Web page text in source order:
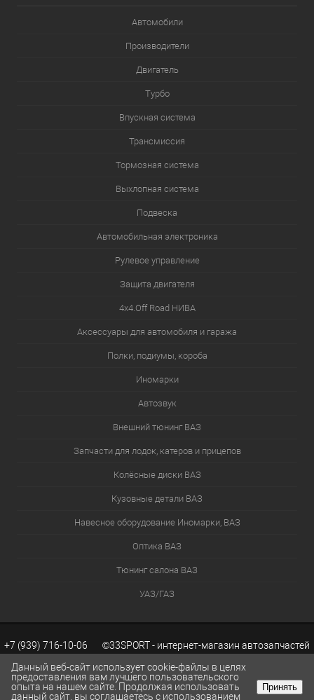
Автомобили
Производители
Двигатель
Турбо
Впускная система
Трансмиссия
Тормозная система
Выхлопная система
Подвеска
Автомобильная электроника
Рулевое управление
Защита двигателя
4х4.Off Road НИВА
Аксессуары для автомобиля и гаража
Полки, подиумы, короба
Иномарки
Автозвук
Внешний тюнинг ВАЗ
Запчасти для лодок, катеров и прицепов
Колёсные диски ВАЗ
Кузовные детали ВАЗ
Навесное оборудование Иномарки, ВАЗ
Оптика ВАЗ
Тюнинг салона ВАЗ
УАЗ/ГАЗ
+7 (939) 716-10-06 ©33SPORT - интернет-магазин автозапчастей
ВАЗ. Каталог запчастей ВАЗ.Разработка сайтов KWEBEK.RU
Данный веб-сайт использует cookie-файлы в целях
предоставления вам лучшего пользовательского
опыта на нашем сайте. Продолжая использовать
данный сайт, вы соглашаетесь с использованием
Принять